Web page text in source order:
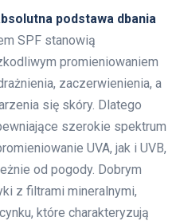
podstawa dbania
SPF stanowią
promieniowaniem
zaczerwienienia, a
się skóry. Dlatego
szerokie spektrum
UVA, jak i UVB,
od pogody. Dobrym
z filtrami mineralnymi,
które charakteryzują